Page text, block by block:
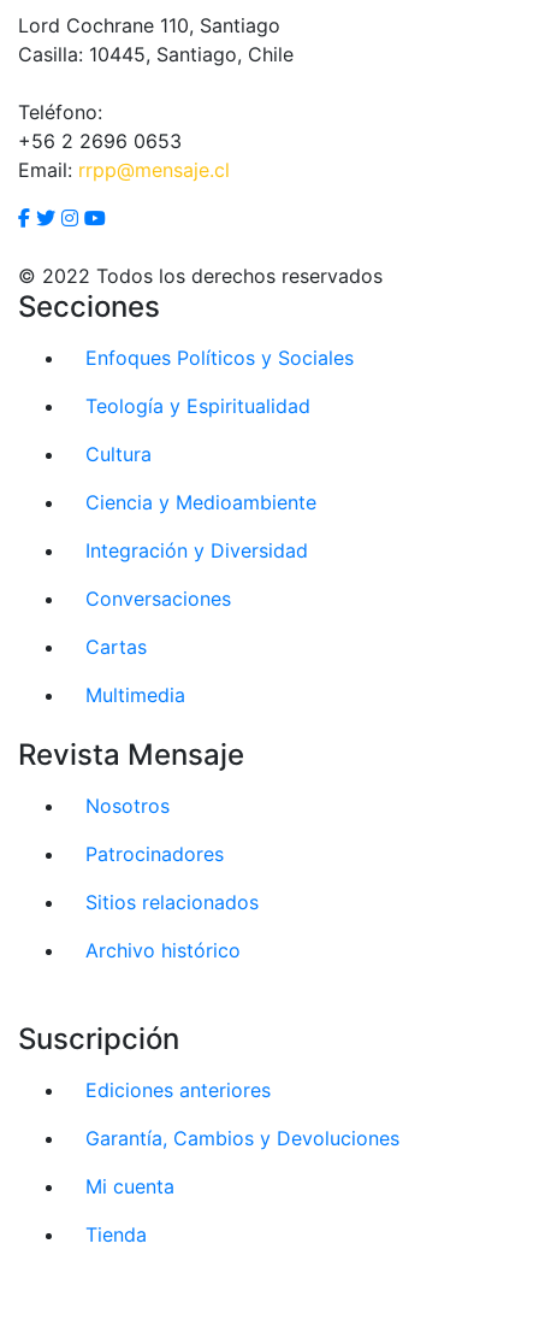
Lord Cochrane 110, Santiago
Casilla: 10445, Santiago, Chile
Teléfono:
+56 2 2696 0653
Email: rrpp@mensaje.cl
© 2022 Todos los derechos reservados
Secciones
Enfoques Políticos y Sociales
Teología y Espiritualidad
Cultura
Ciencia y Medioambiente
Integración y Diversidad
Conversaciones
Cartas
Multimedia
Revista Mensaje
Nosotros
Patrocinadores
Sitios relacionados
Archivo histórico
Suscripción
Ediciones anteriores
Garantía, Cambios y Devoluciones
Mi cuenta
Tienda